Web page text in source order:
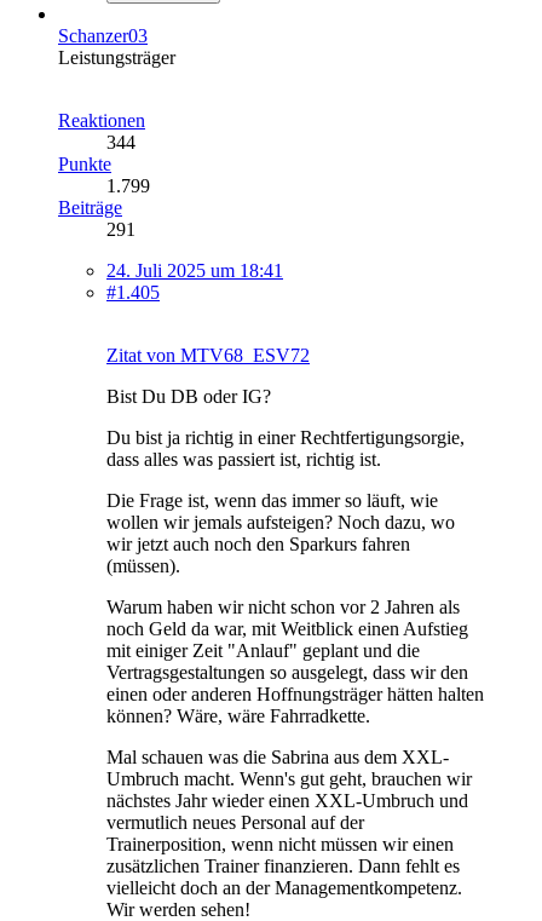
Schanzer03
Leistungsträger
Reaktionen
344
Punkte
1.799
Beiträge
291
24. Juli 2025 um 18:41
#1.405
Zitat von MTV68_ESV72
Bist Du DB oder IG?
Du bist ja richtig in einer Rechtfertigungsorgie,
dass alles was passiert ist, richtig ist.
Die Frage ist, wenn das immer so läuft, wie
wollen wir jemals aufsteigen? Noch dazu, wo
wir jetzt auch noch den Sparkurs fahren
(müssen).
Warum haben wir nicht schon vor 2 Jahren als
noch Geld da war, mit Weitblick einen Aufstieg
mit einiger Zeit "Anlauf" geplant und die
Vertragsgestaltungen so ausgelegt, dass wir den
einen oder anderen Hoffnungsträger hätten halten
können? Wäre, wäre Fahrradkette.
Mal schauen was die Sabrina aus dem XXL-
Umbruch macht. Wenn's gut geht, brauchen wir
nächstes Jahr wieder einen XXL-Umbruch und
vermutlich neues Personal auf der
Trainerposition, wenn nicht müssen wir einen
zusätzlichen Trainer finanzieren. Dann fehlt es
vielleicht doch an der Managementkompetenz.
Wir werden sehen!